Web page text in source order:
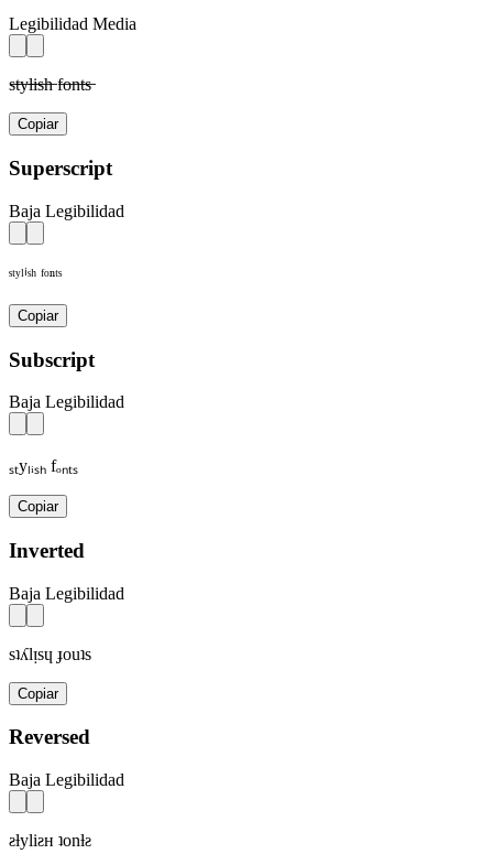
Legibilidad Media
s̶t̶y̶l̶i̶s̶h̶ f̶o̶n̶t̶s̶
Copiar
Superscript
Baja Legibilidad
ˢᵗʸˡⁱˢʰ ᶠᵒⁿᵗˢ
Copiar
Subscript
Baja Legibilidad
ₛₜyₗᵢₛₕ fₒₙₜₛ
Copiar
Inverted
Baja Legibilidad
sʇʎlᴉsɥ ɟouʇs
Copiar
Reversed
Baja Legibilidad
ƨƚyliƨʜ ʇonƚƨ